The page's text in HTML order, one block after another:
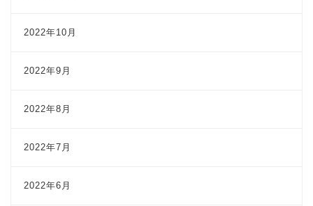
2022年10月
2022年9月
2022年8月
2022年7月
2022年6月